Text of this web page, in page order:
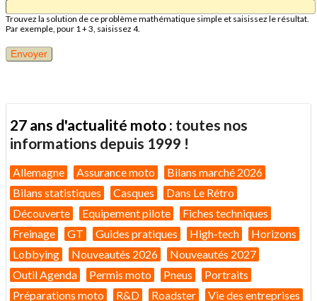
Trouvez la solution de ce problème mathématique simple et saisissez le résultat.
Par exemple, pour 1 + 3, saisissez 4.
27 ans d'actualité moto : toutes nos
informations depuis 1999 !
Allemagne Assurance moto
Bilans marché 2026
Bilans statistiques
Casques
Dans Le Rétro
Découverte
Equipement pilote
Fiches techniques
Freinage
GT Guides pratiques High-tech
Horizons
Lobbying
Nouveautés 2026
Nouveautés 2027
Outil Agenda
Permis moto Pneus
Portraits
Préparations moto
R&D Roadster Vie des entreprises